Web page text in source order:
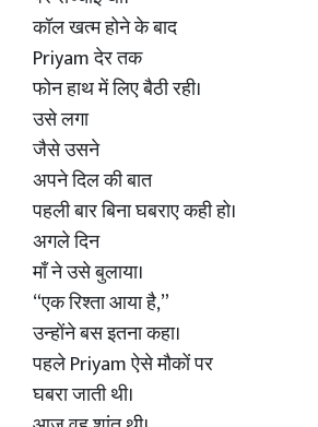
कॉल खत्म होने के बाद
Priyam देर तक
फोन हाथ में लिए बैठी रही।
उसे लगा
जैसे उसने
अपने दिल की बात
पहली बार बिना घबराए कही हो।
अगले दिन
माँ ने उसे बुलाया।
“एक रिश्ता आया है,”
उन्होंने बस इतना कहा।
पहले Priyam ऐसे मौकों पर
घबरा जाती थी।